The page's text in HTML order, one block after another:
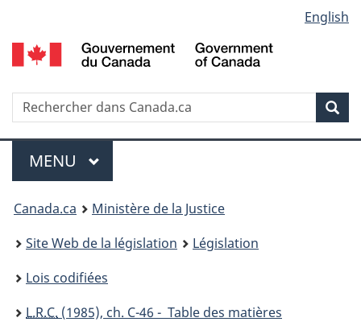
au
contenu
propos
de
la
HTML
simplifiée
selection
English
Recherche
Menu
MENU PRINCIPAL
You
are
here:
Canada.ca
Ministère de la Justice
Site Web de la législation
Législation
Lois codifiées
L.R.C. (1985), ch. C-46 - Table des matières